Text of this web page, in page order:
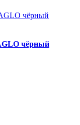
чёрный